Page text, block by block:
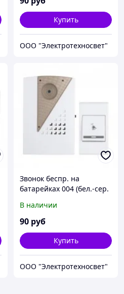
Купить
ООО "Электротехносвет"
Звонок беспр. на
батарейках 004 (бел.-сер.
АA дист. 80м.) EKF
В наличии
90 руб
Купить
ООО "Электротехносвет"